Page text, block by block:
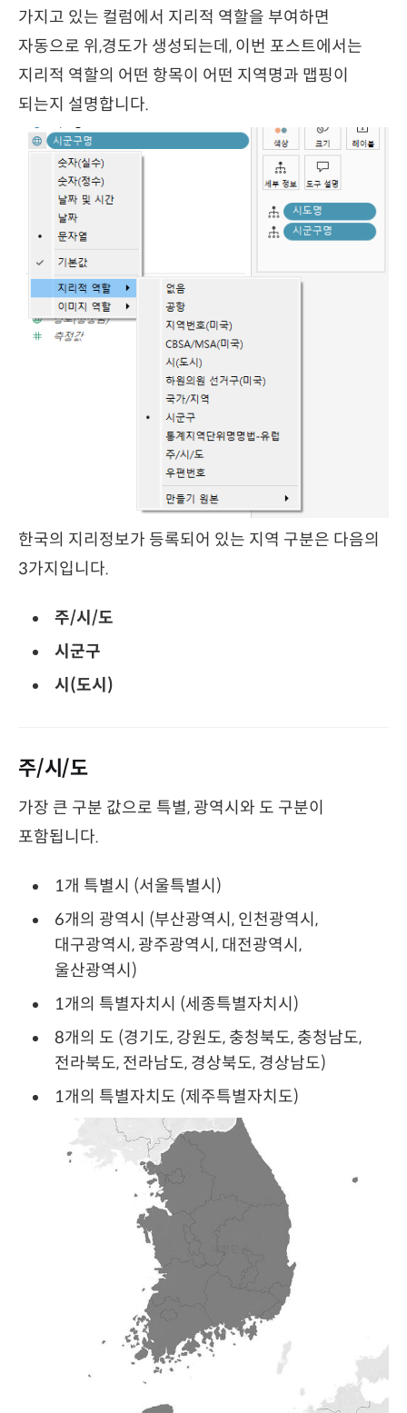
가지고 있는 컬럼에서 지리적 역할을 부여하면
자동으로 위,경도가 생성되는데, 이번 포스트에서는
지리적 역할의 어떤 항목이 어떤 지역명과 맵핑이
되는지 설명합니다.
한국의 지리정보가 등록되어 있는 지역 구분은 다음의
3가지입니다.
주/시/도
시군구
시(도시)
주/시/도
가장 큰 구분 값으로 특별, 광역시와 도 구분이
포함됩니다.
1개 특별시 (서울특별시)
6개의 광역시 (부산광역시, 인천광역시,
대구광역시, 광주광역시, 대전광역시,
울산광역시)
1개의 특별자치시 (세종특별자치시)
8개의 도 (경기도, 강원도, 충청북도, 충청남도,
전라북도, 전라남도, 경상북도, 경상남도)
1개의 특별자치도 (제주특별자치도)